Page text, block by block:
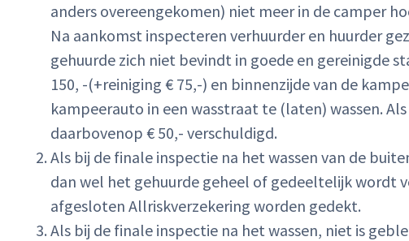
anders overeengekomen) niet meer in de camper
Na aankomst inspecteren verhuurder en huurder
gehuurde zich niet bevindt in goede en gereinigde
150, -(+reiniging € 75,-) en binnenzijde van de
kampeerauto in een wasstraat te (laten) wassen.
daarbovenop € 50,- verschuldigd.
Als bij de finale inspectie na het wassen van de
dan wel het gehuurde geheel of gedeeltelijk wordt
afgesloten Allriskverzekering worden gedekt.
Als bij de finale inspectie na het wassen, niet is